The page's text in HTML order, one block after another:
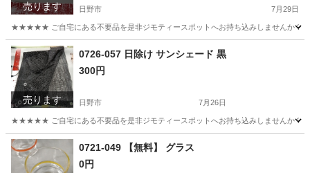
売ります 日野市 7月29日
★★★★★ ご自宅にある不要品を是非ジモティースポットへお持ち込みしませんか？
東京 日野市 現地
売ります
0726-057 日除け サンシェード 黒
300円
日野市 7月26日
★★★★★ ご自宅にある不要品を是非ジモティースポットへお持ち込みしませんか？
東京 日野市 サンシェード
0721-049 【無料】 グラス
0円